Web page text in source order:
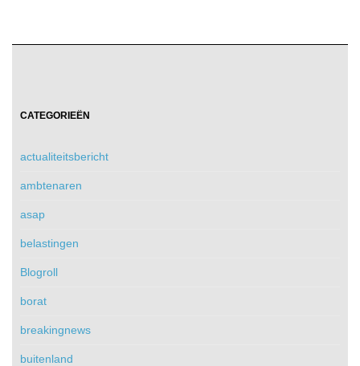
CATEGORIEËN
actualiteitsbericht
ambtenaren
asap
belastingen
Blogroll
borat
breakingnews
buitenland